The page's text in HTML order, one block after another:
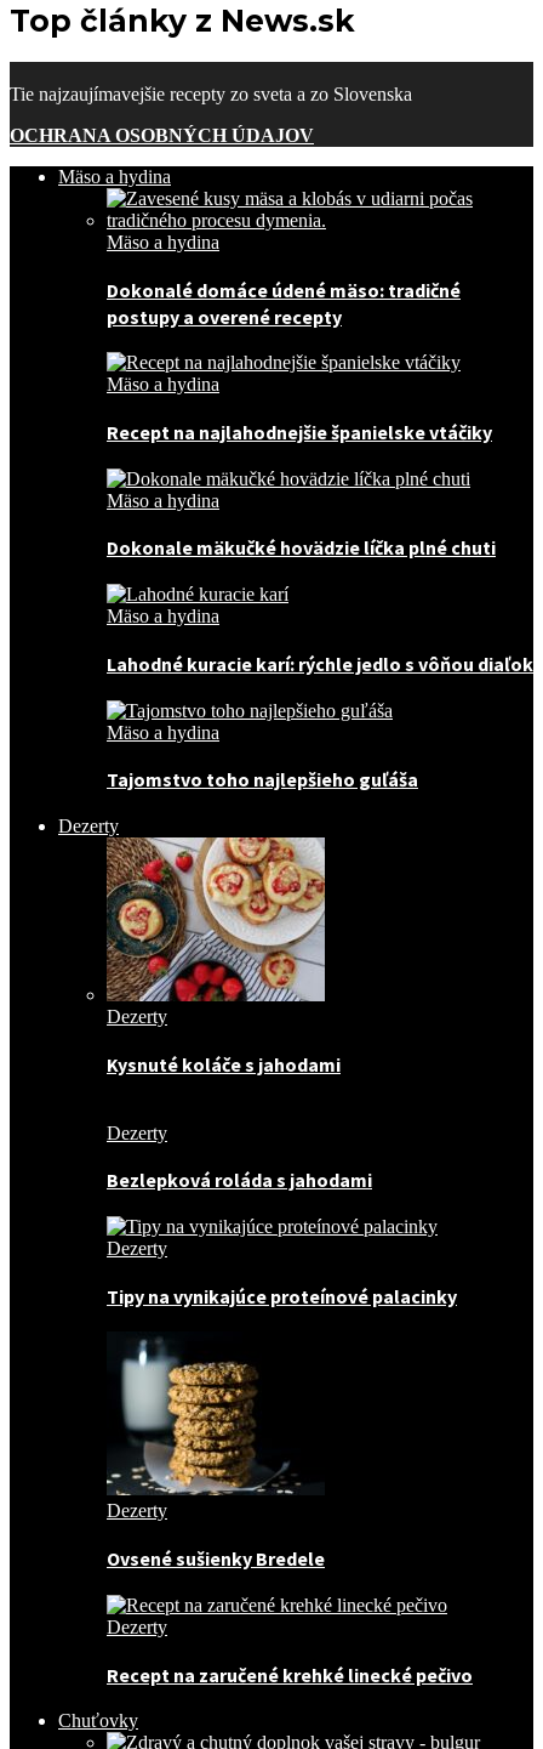
Top články z News.sk
Tie najzaujímavejšie recepty zo sveta a zo Slovenska
OCHRANA OSOBNÝCH ÚDAJOV
Mäso a hydina
Mäso a hydina
Dokonalé domáce údené mäso: tradičné
postupy a overené recepty
Mäso a hydina
Recept na najlahodnejšie španielske vtáčiky
Mäso a hydina
Dokonale mäkučké hovädzie líčka plné chuti
Mäso a hydina
Lahodné kuracie karí: rýchle jedlo s vôňou diaľok
Mäso a hydina
Tajomstvo toho najlepšieho guľáša
Dezerty
Dezerty
Kysnuté koláče s jahodami
Dezerty
Bezlepková roláda s jahodami
Dezerty
Tipy na vynikajúce proteínové palacinky
Dezerty
Ovsené sušienky Bredele
Dezerty
Recept na zaručené krehké linecké pečivo
Chuťovky